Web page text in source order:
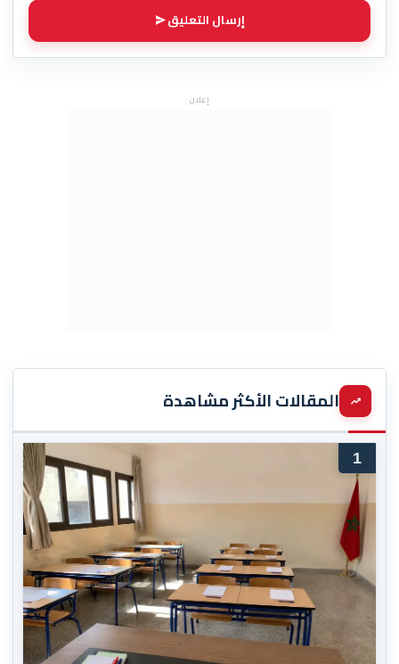
إرسال التعليق
إعلان
المقالات الأكثر مشاهدة
1